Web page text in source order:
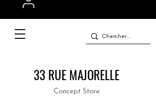
33 RUE MAJORELLE
Concept Store